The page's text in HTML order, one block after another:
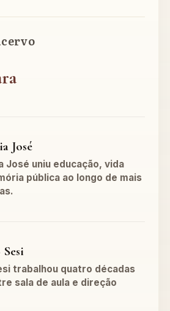
José
José uniu educação, vida
pública ao longo de mais
trabalhou quatro décadas
sala de aula e direção